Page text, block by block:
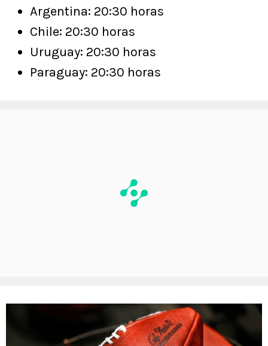
Argentina: 20:30 horas
Chile: 20:30 horas
Uruguay: 20:30 horas
Paraguay: 20:30 horas